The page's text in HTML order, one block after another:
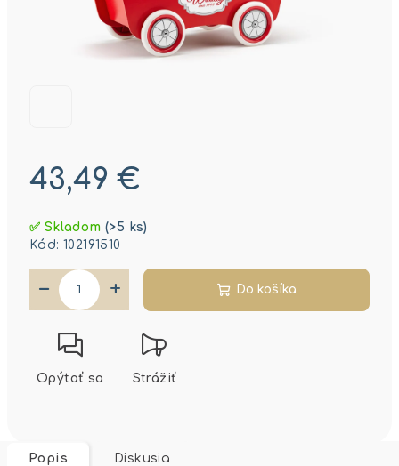
43,49 €
cena:
✅ Skladom(>5 ks)
Kód: 102191510
+
− Do košíka
Opýtať sa Strážiť
Popis Diskusia